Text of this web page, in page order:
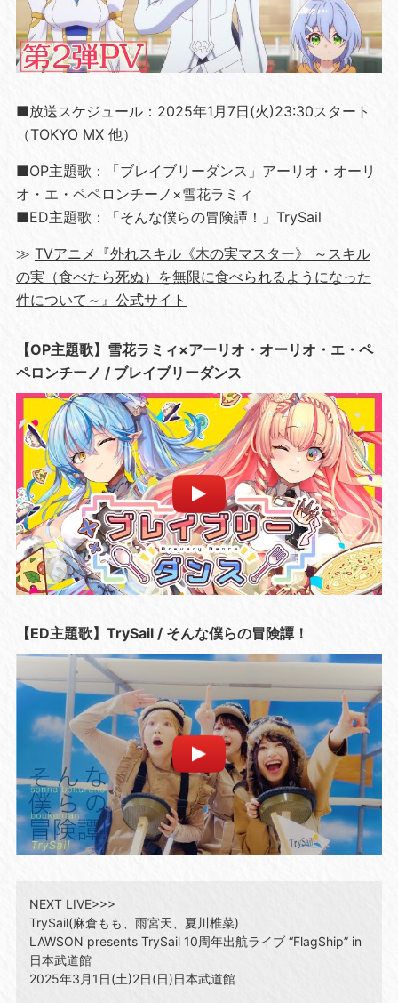
■放送スケジュール：2025年1月7日(火)23:30スタート
（TOKYO MX 他）
■OP主題歌：「ブレイブリーダンス」アーリオ・オーリ
オ・エ・ペペロンチーノ×雪花ラミィ
■ED主題歌：「そんな僕らの冒険譚！」TrySail
≫ TVアニメ『外れスキル《木の実マスター》 ～スキル
の実（食べたら死ぬ）を無限に食べられるようになった
件について～』公式サイト
【OP主題歌】雪花ラミィ×アーリオ・オーリオ・エ・ペ
ペロンチーノ / ブレイブリーダンス
【ED主題歌】TrySail / そんな僕らの冒険譚！
NEXT LIVE>>>
TrySail(麻倉もも、雨宮天、夏川椎菜)
LAWSON presents TrySail 10周年出航ライブ “FlagShip” in
日本武道館
2025年3月1日(土)2日(日)日本武道館